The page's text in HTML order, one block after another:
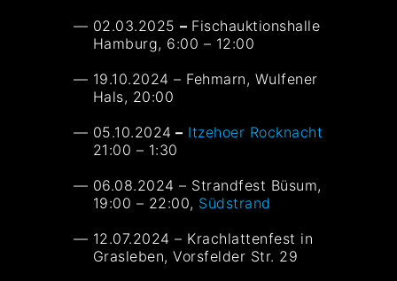
02.03.2025– Fischauktionshalle
Hamburg, 6:00 – 12:00
19.10.2024 – Fehmarn, Wulfener
Hals, 20:00
05.10.2024 – Itzehoer Rocknacht
21:00 – 1:30
06.08.2024 – Strandfest Büsum,
19:00 – 22:00, Südstrand
12.07.2024 – Krachlattenfest in
Grasleben, Vorsfelder Str. 29